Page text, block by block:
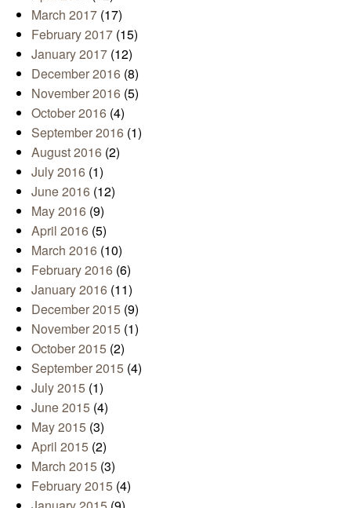
March 2017 (17)
February 2017 (15)
January 2017 (12)
December 2016 (8)
November 2016 (5)
October 2016 (4)
September 2016 (1)
August 2016 (2)
July 2016 (1)
June 2016 (12)
May 2016 (9)
April 2016 (5)
March 2016 (10)
February 2016 (6)
January 2016 (11)
December 2015 (9)
November 2015 (1)
October 2015 (2)
September 2015 (4)
July 2015 (1)
June 2015 (4)
May 2015 (3)
April 2015 (2)
March 2015 (3)
February 2015 (4)